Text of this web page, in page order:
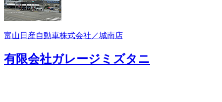
富山日産自動車株式会社／城南店
有限会社ガレージミズタニ